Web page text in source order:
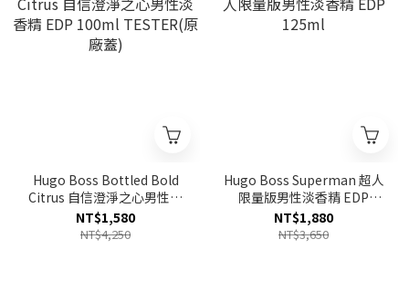
Hugo Boss Bottled Bold
Citrus 自信澄淨之心男性淡
香精 EDP 100ml
TESTER(原廠蓋)
NT$1,580
NT$4,250
Hugo Boss Superman 超人
限量版男性淡香精 EDP
125ml
NT$1,880
NT$3,650